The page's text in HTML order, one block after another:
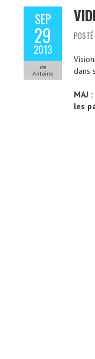
SEP
29
2013
de
Antoine
dans
MAJ
les